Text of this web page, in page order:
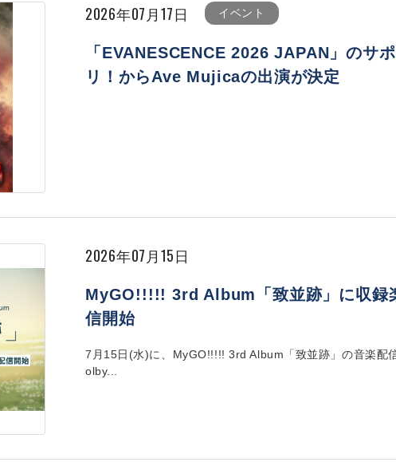
2026年07月17日 イベント
「EVANESCENCE 2026 JAPAN」のサ
リ！からAve Mujicaの出演が決定
2026年07月15日
MyGO!!!!! 3rd Album「致並跡」に収録
信開始
7月15日(水)に、MyGO!!!!! 3rd Album「致並跡」の音楽配
olby...